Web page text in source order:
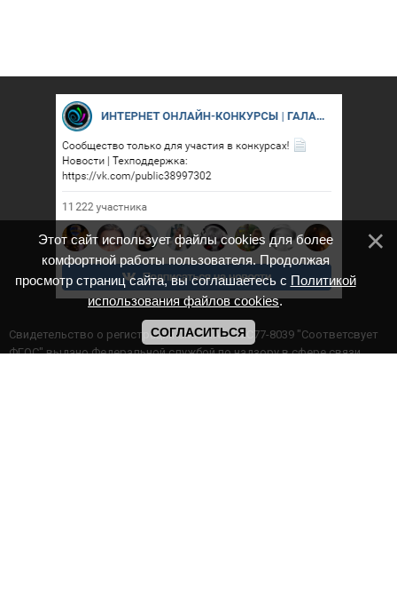
Cвидетельство о регистрации СМИ ИА № ФС77-8039 "Соответсвует
ФГОС" выдано Федеральной службой по надзору в сфере связи,
Этот сайт использует файлы cookies для более
комфортной работы пользователя. Продолжая
просмотр страниц сайта, вы соглашаетесь с Политикой
использования файлов cookies.
СОГЛАСИТЬСЯ